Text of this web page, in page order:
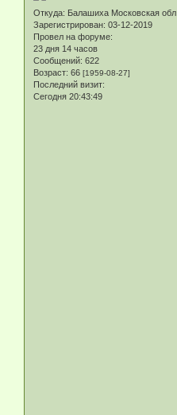
Откуда: Балашиха Московская обл
Зарегистрирован: 03-12-2019
Провел на форуме:
23 дня 14 часов
Сообщений: 622
Возраст: 66 [1959-08-27]
Последний визит:
Сегодня 20:43:49